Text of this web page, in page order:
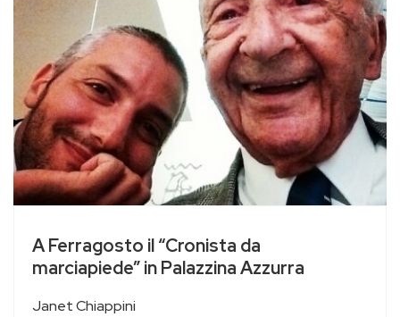
A Ferragosto il “Cronista da
marciapiede” in Palazzina Azzurra
Janet Chiappini